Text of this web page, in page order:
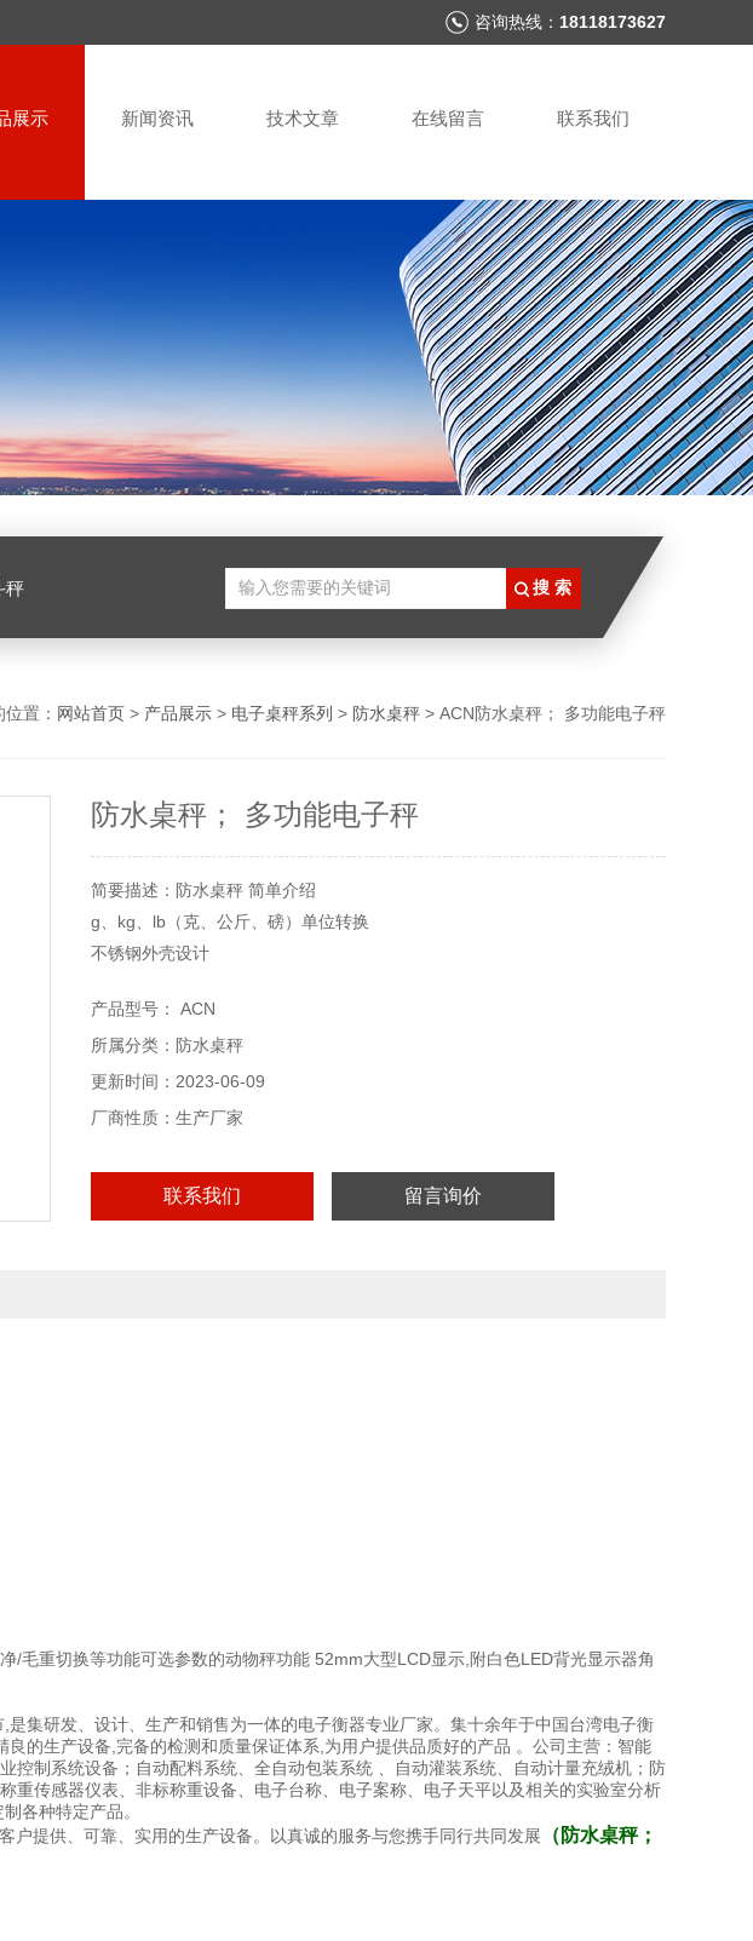
咨询热线： 18118173627
展示 新闻资讯 技术文章 在线留言 联系我们
秤
置： 网站首页 > 产品展示 > 电子桌秤系列 > 防水桌秤 > ACN防水桌秤； 多功能电子秤
防水桌秤； 多功能电子秤
简要描述：防水桌秤 简单介绍
g、kg、lb（克、公斤、磅）单位转换
不锈钢外壳设计
产品型号： ACN
所属分类：防水桌秤
更新时间：2023-06-09
厂商性质：生产厂家
联系我们 留言询价
/毛重切换等功能可选参数的动物秤功能 52mm大型LCD显示,附白色LED背光显示器角
集研发、设计、生产和销售为一体的电子衡器专业厂家。集十余年于中国台湾电子衡
的生产设备,完备的检测和质量保证体系,为用户提供品质好的产品 。公司主营：智能
控制系统设备；自动配料系统、全自动包装系统 、自动灌装系统、自动计量充绒机；防
重传感器仪表、非标称重设备、电子台称、电子案称、电子天平以及相关的实验室分析
各种特定产品。
户提供、可靠、实用的生产设备。以真诚的服务与您携手同行共同发展 （ 防水桌秤；